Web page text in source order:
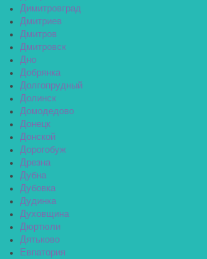
Димитровград
Дмитриев
Дмитров
Дмитровск
Дно
Добрянка
Долгопрудный
Долинск
Домодедово
Донецк
Донской
Дорогобуж
Дрезна
Дубна
Дубовка
Дудинка
Духовщина
Дюртюли
Дятьково
Евпатория